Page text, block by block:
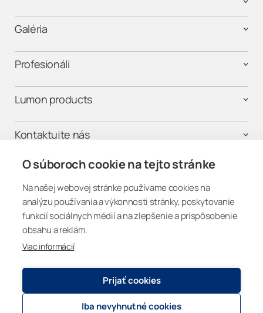
O súboroch cookie na tejto stránke
Na našej webovej stránke používame cookies na
analýzu používania a výkonnosti stránky, poskytovanie
funkcií sociálnych médií a na zlepšenie a prispôsobenie
obsahu a reklám.
Viac informácií
Prijať cookies
Iba nevyhnutné cookies
Galéria
Profesionáli
Lumon products
Kontaktujte nás
Buďme v spojení
Registry and Privacy Statement